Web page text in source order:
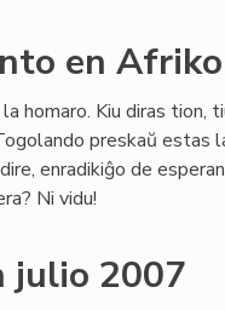
en Afriko
homaro. Kiu diras tion,
preskaŭ estas
enradikiĝo de
Ni vidu!
julio 2007